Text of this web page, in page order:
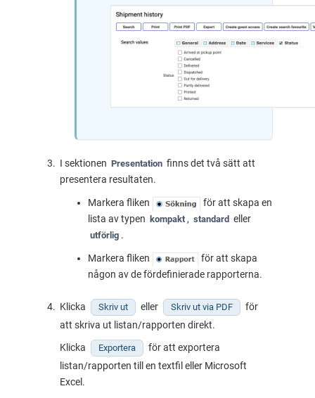
I sektionen Presentation finns det två sätt att
presentera resultaten.
Markera fliken
för att skapa en
lista av typen kompakt , standard eller
utförlig .
Markera fliken
för att skapa
någon av de fördefinierade rapporterna.
Klicka Skriv ut eller Skriv ut via PDF
för
att skriva ut listan/rapporten direkt.
Klicka
Exportera
för att exportera
listan/rapporten till en textfil eller Microsoft
Excel.